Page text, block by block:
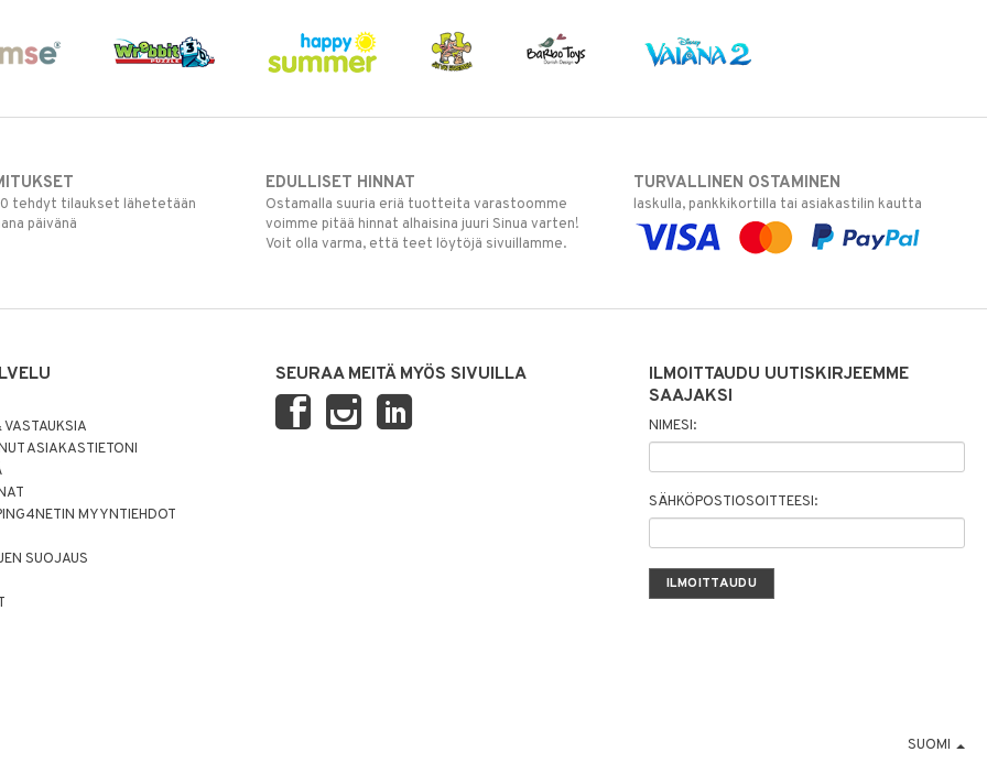
tehdyt tilaukset lähetetään
päivänä
EDULLISET HINNAT
Ostamalla suuria eriä tuotteita varastoomme
voimme pitää hinnat alhaisina juuri Sinua varten!
Voit olla varma, että teet löytöjä sivuillamme.
TURVALLINEN OSTAMINEN
laskulla, pankkikortilla tai asiakastilin kautta
ASIAKASTIETONI
MYYNTIEHDOT
SUOJAUS
SEURAA MEITÄ MYÖS SIVUILLA
ILMOITTAUDU UUTISKIRJEEMME
SAAJAKSI
NIMESI:
SÄHKÖPOSTIOSOITTEESI:
SUOMI